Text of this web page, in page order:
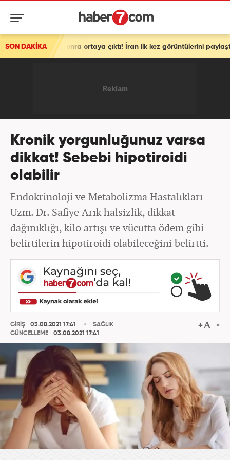
SON DAKİKA
ortaya çıktı! İran ilk kez görüntülerini paylaştı
Kronik yorgunluğunuz varsa
dikkat! Sebebi hipotiroidi
olabilir
Endokrinoloji ve Metabolizma Hastalıkları
Uzm. Dr. Safiye Arık halsizlik, dikkat
dağınıklığı, kilo artışı ve vücutta ödem gibi
belirtilerin hipotiroidi olabileceğini belirtti.
GİRİŞ
03.08.2021 17:41
GÜNCELLEME
03.08.2021 17:41
SAĞLIK